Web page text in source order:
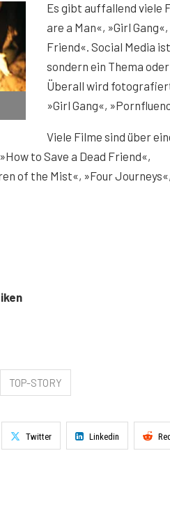
Es gibt auffallend viele
are a Man«, »Girl
Friend«. Social Media
sondern ein Thema
Überall wird
»Girl Gang«,
Viele Filme sind über
to Save a Dead Friend«,
of the Mist«, »Four Journeys«,
TOP-STORY
Twitter Linkedin